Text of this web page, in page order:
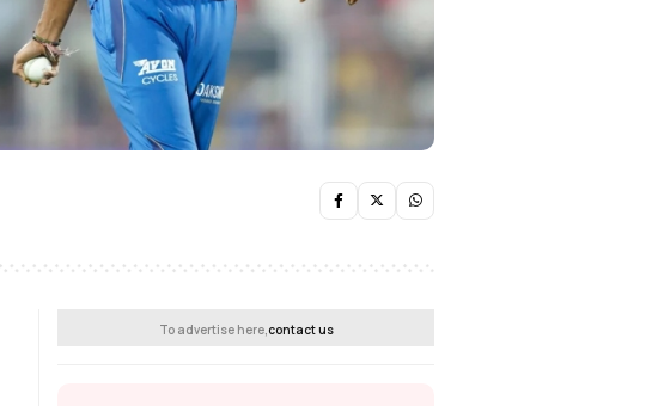
To advertise here, contact us